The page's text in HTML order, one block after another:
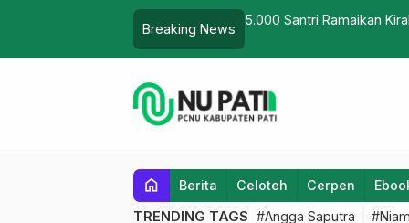
Breaking News
Lailatul Ijtima’
home Berita Celoteh Cerpen
TRENDING TAGS #Angga Saputra